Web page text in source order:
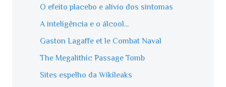
O efeito placebo e alívio dos sintomas
A inteligência e o álcool...
Gaston Lagaffe et le Combat Naval
The Megalithic Passage Tomb
Sites espelho da Wikileaks